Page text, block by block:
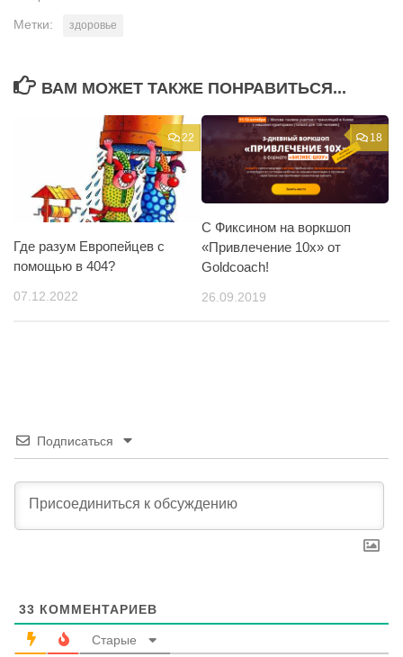
Метки: здоровье
ВАМ МОЖЕТ ТАКЖЕ ПОНРАВИТЬСЯ...
22
Где разум Европейцев с
помощью в 404?
07.12.2022
18
С Фиксином на воркшоп
«Привлечение 10x» от
Goldcoach!
26.09.2019
Подписаться
33 КОММЕНТАРИЕВ
Старые